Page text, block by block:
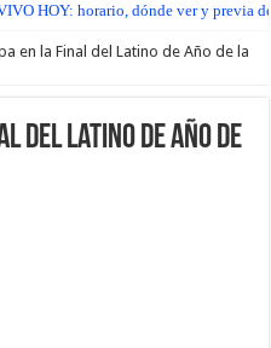
HOY: horario, dónde ver y previa
en la Final del Latino de Año de la
del Latino de Año de